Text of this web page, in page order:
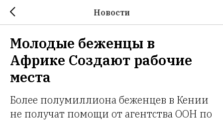
Новости
Молодые беженцы в
Африке Создают рабочие
места
Более полумиллиона беженцев в Кении
не получат помощи от агентства ООН по